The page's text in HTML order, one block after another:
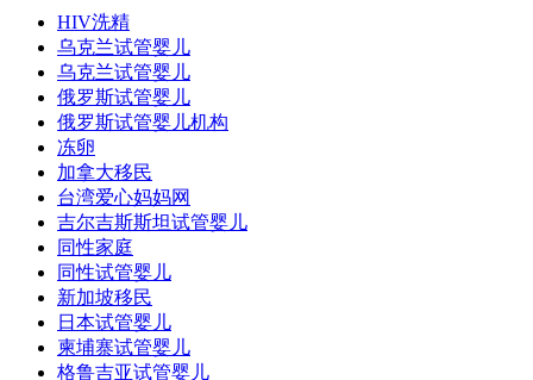
HIV洗精
乌克兰试管婴儿
乌克兰试管婴儿
俄罗斯试管婴儿
俄罗斯试管婴儿机构
冻卵
加拿大移民
台湾爱心妈妈网
吉尔吉斯斯坦试管婴儿
同性家庭
同性试管婴儿
新加坡移民
日本试管婴儿
柬埔寨试管婴儿
格鲁吉亚试管婴儿